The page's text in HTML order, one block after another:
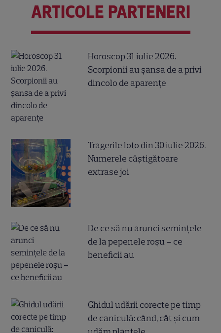
ARTICOLE PARTENERI
Horoscop 31 iulie 2026.
Scorpionii au șansa de a privi
dincolo de aparențe
Tragerile loto din 30 iulie 2026.
Numerele câştigătoare
extrase joi
De ce să nu arunci semințele
de la pepenele roșu – ce
beneficii au
Ghidul udării corecte pe timp
de caniculă: când, cât şi cum